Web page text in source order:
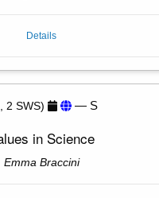
Details
2 SWS) — S
in Science
Emma Braccini